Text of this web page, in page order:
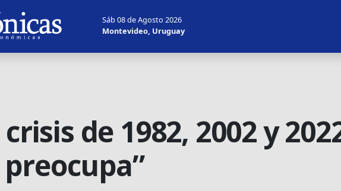
Sáb 08 de Agosto 2026
Montevideo, Uruguay
de 1982, 2002 y